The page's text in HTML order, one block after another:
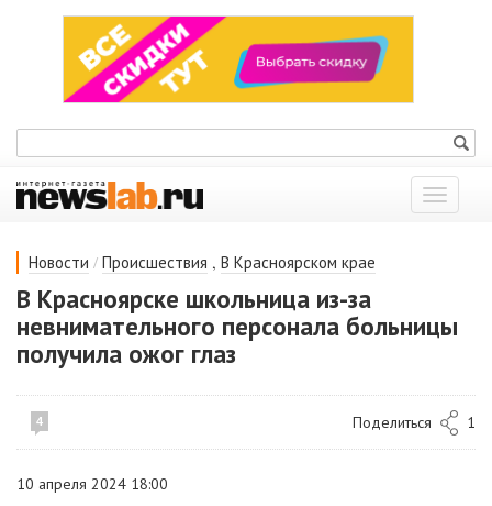
Показать
меню
Новости / Происшествия , В Красноярском крае
В Красноярске школьница из-за
невнимательного персонала больницы
получила ожог глаз
4 Поделиться 1
10 апреля 2024 18:00